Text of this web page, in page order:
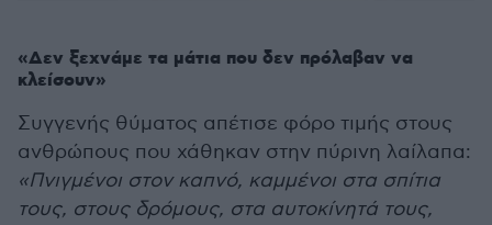
«Δεν ξεχνάμε τα μάτια που δεν πρόλαβαν να
κλείσουν»
Συγγενής θύματος απέτισε φόρο τιμής στους
ανθρώπους που χάθηκαν στην πύρινη λαίλαπα:
«Πνιγμένοι στον καπνό, καμμένοι στα σπίτια
τους, στους δρόμους, στα αυτοκίνητά τους,